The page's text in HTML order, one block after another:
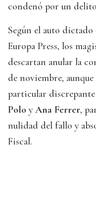
condenó por un
Según el auto
Europa Press, los
descartan anular la
de noviembre,
particular discrepante
Polo yAna Ferrer,
nulidad del fallo y
Fiscal.